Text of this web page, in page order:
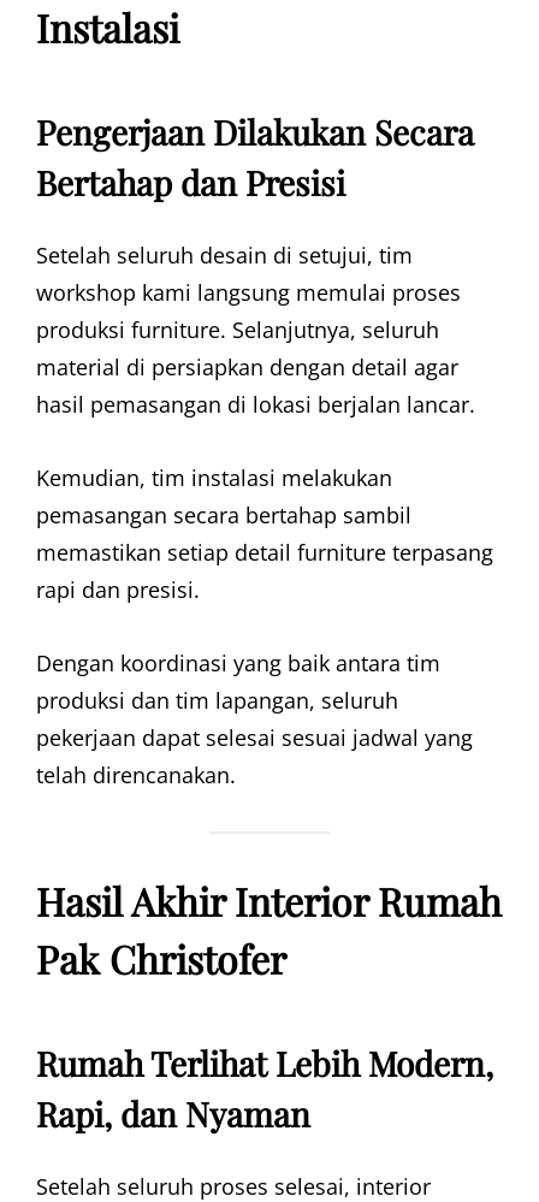
Instalasi
Pengerjaan Dilakukan Secara
Bertahap dan Presisi
Setelah seluruh desain di setujui, tim
workshop kami langsung memulai proses
produksi furniture. Selanjutnya, seluruh
material di persiapkan dengan detail agar
hasil pemasangan di lokasi berjalan lancar.
Kemudian, tim instalasi melakukan
pemasangan secara bertahap sambil
memastikan setiap detail furniture terpasang
rapi dan presisi.
Dengan koordinasi yang baik antara tim
produksi dan tim lapangan, seluruh
pekerjaan dapat selesai sesuai jadwal yang
telah direncanakan.
Hasil Akhir Interior Rumah
Pak Christofer
Rumah Terlihat Lebih Modern,
Rapi, dan Nyaman
Setelah seluruh proses selesai, interior